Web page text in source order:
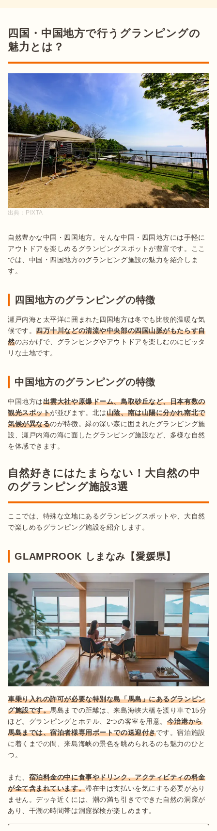
四国・中国地方で行うグランピングの
魅力とは？
出典： PIXTA
自然豊かな中国・四国地方。そんな中国・四国地方には手軽に
アウトドアを楽しめるグランピングスポットが豊富です。ここ
では、中国・四国地方のグランピング施設の魅力を紹介しま
す。
四国地方のグランピングの特徴
瀬戸内海と太平洋に囲まれた四国地方は冬でも比較的温暖な気
候です。四万十川などの清流や中央部の四国山脈がもたらす自
然のおかげで、グランピングやアウトドアを楽しむのにピッタ
リな土地です。
中国地方のグランピングの特徴
中国地方は出雲大社や原爆ドーム、鳥取砂丘など、日本有数の
観光スポットが並びます。北は山陰、南は山陽に分かれ南北で
気候が異なるのが特徴。緑の深い森に囲まれたグランピング施
設、瀬戸内海の海に面したグランピング施設など、多様な自然
を体感できます。
自然好きにはたまらない！大自然の中
のグランピング施設3選
ここでは、特殊な立地にあるグランピングスポットや、大自然
で楽しめるグランピング施設を紹介します。
GLAMPROOK しまなみ【愛媛県】
車乗り入れの許可が必要な特別な島「馬島」にあるグランピン
グ施設です。馬島までの距離は、来島海峡大橋を渡り車で15分
ほど。グランピングとホテル、2つの客室を用意。 今治港から
馬島までは、宿泊者様専用ボートでの送迎付きです。宿泊施設
に着くまでの間、来島海峡の景色を眺められるのも魅力のひと
つ。
また、 宿泊料金の中に食事やドリンク、アクティビティの料金
が全て含まれています。滞在中は支払いを気にする必要があり
ません。デッキ近くには、潮の満ち引きでできた自然の洞窟が